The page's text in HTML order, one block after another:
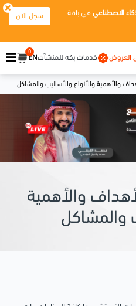
في باقة
سجل الآن
العروض خدمات بكه للمنشآتEN
0
والأهمية والأنواع والأساليب والمشاكل
والأهمية
والمشاكل